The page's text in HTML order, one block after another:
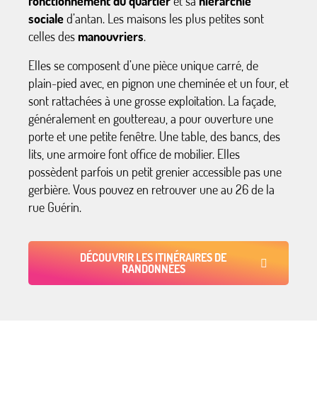
socialed’antan. Les maisons les plus petites sont
celles des manouvriers.
Elles se composent d’une pièce unique carré, de
plain-pied avec, en pignon une cheminée et un four, et
sont rattachées à une grosse exploitation. La façade,
généralement en gouttereau, a pour ouverture une
porte et une petite fenêtre. Une table, des bancs, des
lits, une armoire font office de mobilier. Elles
possèdent parfois un petit grenier accessible pas une
gerbière. Vous pouvez en retrouver une au 26 de la
rue Guérin.
DÉCOUVRIR LES ITINÉRAIRES DE
RANDONNÉES